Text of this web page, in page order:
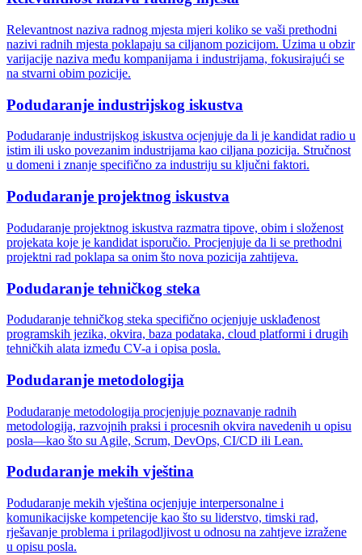
Relevantnost naziva radnog mjesta mjeri koliko se vaši prethodni
nazivi radnih mjesta poklapaju sa ciljanom pozicijom. Uzima u obzir
varijacije naziva među kompanijama i industrijama, fokusirajući se
na stvarni obim pozicije.
Podudaranje industrijskog iskustva
Podudaranje industrijskog iskustva ocjenjuje da li je kandidat radio u
istim ili usko povezanim industrijama kao ciljana pozicija. Stručnost
u domeni i znanje specifično za industriju su ključni faktori.
Podudaranje projektnog iskustva
Podudaranje projektnog iskustva razmatra tipove, obim i složenost
projekata koje je kandidat isporučio. Procjenjuje da li se prethodni
projektni rad poklapa sa onim što nova pozicija zahtijeva.
Podudaranje tehničkog steka
Podudaranje tehničkog steka specifično ocjenjuje usklađenost
programskih jezika, okvira, baza podataka, cloud platformi i drugih
tehničkih alata između CV-a i opisa posla.
Podudaranje metodologija
Podudaranje metodologija procjenjuje poznavanje radnih
metodologija, razvojnih praksi i procesnih okvira navedenih u opisu
posla—kao što su Agile, Scrum, DevOps, CI/CD ili Lean.
Podudaranje mekih vještina
Podudaranje mekih vještina ocjenjuje interpersonalne i
komunikacijske kompetencije kao što su liderstvo, timski rad,
rješavanje problema i prilagodljivost u odnosu na zahtjeve izražene
u opisu posla.